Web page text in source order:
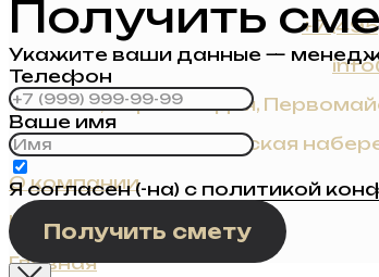
+7
г. Химки, мкр-н Сходня,
г. Москва, Фрунзенская
О компании
Контакты
Главная
Получить
Укажите ваши данные —
Телефон
Ваше имя
Я согласен (-на) с политикой
Получить смету